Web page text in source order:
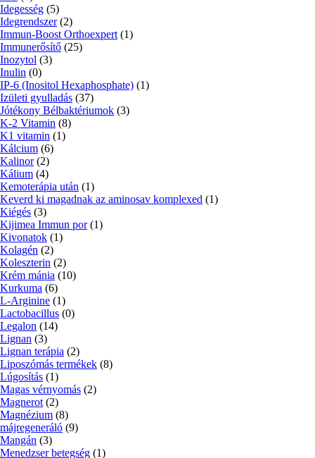
Idegesség (5)
Idegrendszer (2)
Immun-Boost Orthoexpert (1)
Immunerősítő (25)
Inozytol (3)
Inulin (0)
IP-6 (Inositol Hexaphosphate) (1)
Izületi gyulladás (37)
Jótékony Bélbaktériumok (3)
K-2 Vitamin (8)
K1 vitamin (1)
Kálcium (6)
Kalinor (2)
Kálium (4)
Kemoterápia után (1)
Keverd ki magadnak az aminosav komplexed (1)
Kiégés (3)
Kijimea Immun por (1)
Kivonatok (1)
Kolagén (2)
Koleszterin (2)
Krém mánia (10)
Kurkuma (6)
L-Arginine (1)
Lactobacillus (0)
Legalon (14)
Lignan (3)
Lignan terápia (2)
Liposzómás termékek (8)
Lúgosítás (1)
Magas vérnyomás (2)
Magnerot (2)
Magnézium (8)
májregeneráló (9)
Mangán (3)
Menedzser betegség (1)